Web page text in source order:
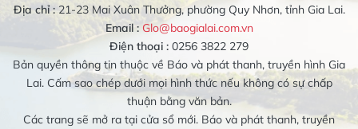
Địa chỉ :21-23 Mai Xuân Thưởng, phường Quy Nhơn, tỉnh Gia Lai.
Email : Glo@baogialai.com.vn
Điện thoại : 0256 3822 279
Bản quyền thông tin thuộc về Báo và phát thanh, truyền hình Gia
Lai. Cấm sao chép dưới mọi hình thức nếu không có sự chấp
thuận bằng văn bản.
Các trang sẽ mở ra tại cửa sổ mới. Báo và phát thanh, truyền